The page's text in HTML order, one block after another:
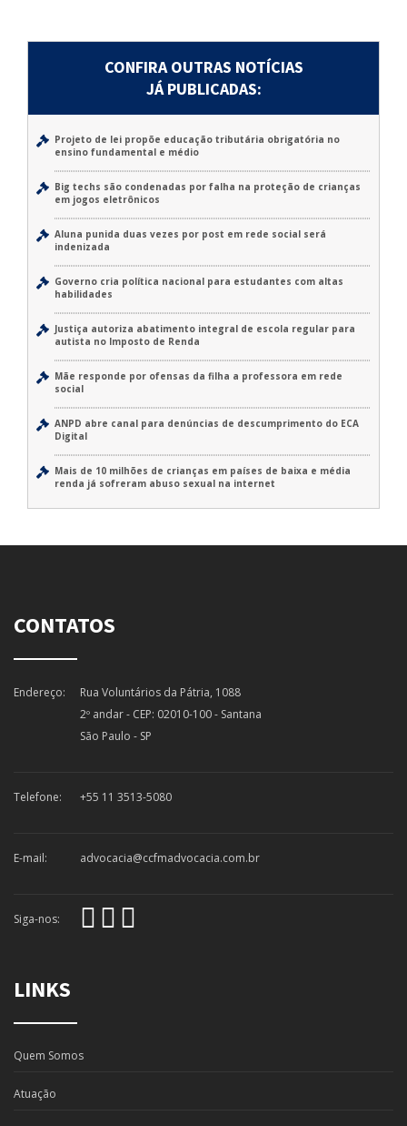
CONFIRA OUTRAS NOTÍCIAS
JÁ PUBLICADAS:
Projeto de lei propõe educação tributária obrigatória no
ensino fundamental e médio
Big techs são condenadas por falha na proteção de crianças
em jogos eletrônicos
Aluna punida duas vezes por post em rede social será
indenizada
Governo cria política nacional para estudantes com altas
habilidades
Justiça autoriza abatimento integral de escola regular para
autista no Imposto de Renda
Mãe responde por ofensas da filha a professora em rede
social
ANPD abre canal para denúncias de descumprimento do ECA
Digital
Mais de 10 milhões de crianças em países de baixa e média
renda já sofreram abuso sexual na internet
CONTATOS
Endereço:
Rua Voluntários da Pátria, 1088
2º andar - CEP: 02010-100 - Santana
São Paulo - SP
Telefone: +55 11 3513-5080
E-mail: advocacia@ccfmadvocacia.com.br
Siga-nos:
LINKS
Quem Somos
Atuação